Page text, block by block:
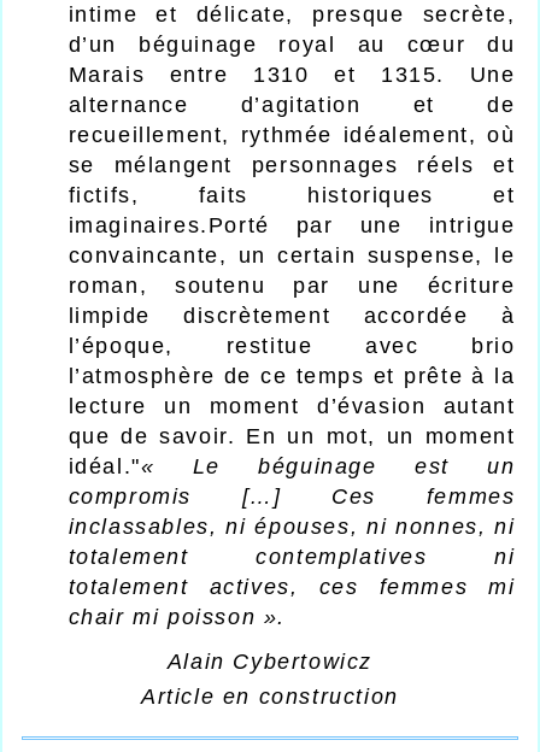
intime et délicate, presque secrète,
d’un béguinage royal au cœur du
Marais entre 1310 et 1315. Une
alternance d’agitation et de
recueillement, rythmée idéalement, où
se mélangent personnages réels et
fictifs, faits historiques et
imaginaires. Porté par une intrigue
convaincante, un certain suspense, le
roman, soutenu par une écriture
limpide discrètement accordée à
l’époque, restitue avec brio
l’atmosphère de ce temps et prête à la
lecture un moment d’évasion autant
que de savoir. En un mot, un moment
idéal."« Le béguinage est un
compromis […] Ces femmes
inclassables, ni épouses, ni nonnes, ni
totalement contemplatives ni
totalement actives, ces femmes mi
chair mi poisson ».
Alain Cybertowicz
Article en construction